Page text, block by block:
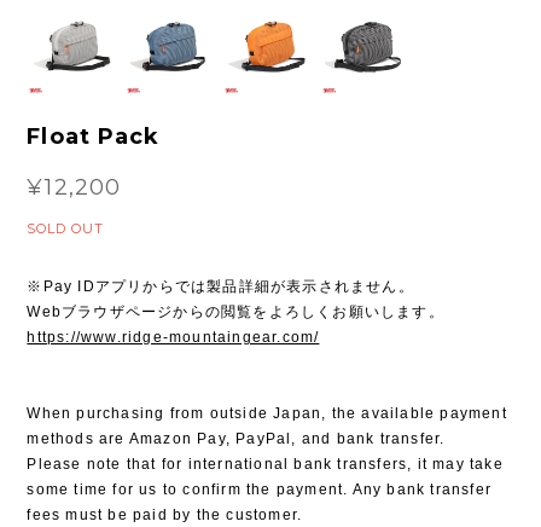
Float Pack
¥12,200
SOLD OUT
※Pay IDアプリからでは製品詳細が表示されません。
Webブラウザページからの閲覧をよろしくお願いします。
https://www.ridge-mountaingear.com/
When purchasing from outside Japan, the available payment
methods are Amazon Pay, PayPal, and bank transfer.
Please note that for international bank transfers, it may take
some time for us to confirm the payment. Any bank transfer
fees must be paid by the customer.